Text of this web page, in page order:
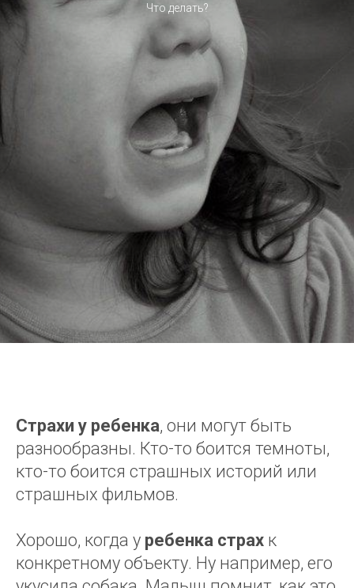
Что делать?
Страхи у ребенка, они могут быть
разнообразны. Кто-то боится темноты,
кто-то боится страшных историй или
страшных фильмов.
Хорошо, когда у ребенка страх к
конкретному объекту. Ну например, его